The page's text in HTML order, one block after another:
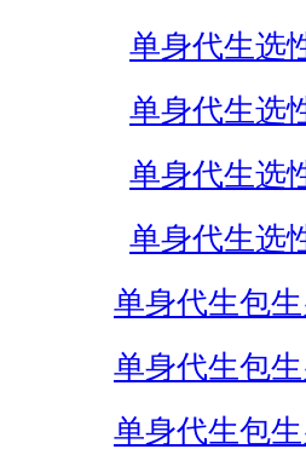
单身代生选
单身代生选
单身代生选
单身代生选
单身代生包
单身代生包
单身代生包